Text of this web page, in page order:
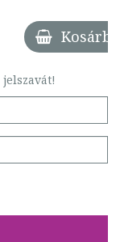
Kosárba